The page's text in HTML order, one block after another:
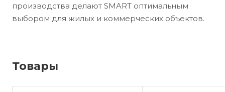
производства делают SMART оптимальным
выбором для жилых и коммерческих объектов.
Товары